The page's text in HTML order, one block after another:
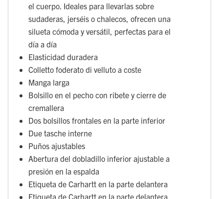
el cuerpo. Ideales para llevarlas sobre
sudaderas, jerséis o chalecos, ofrecen una
silueta cómoda y versátil, perfectas para el
día a día
Elasticidad duradera
Colletto foderato di velluto a coste
Manga larga
Bolsillo en el pecho con ribete y cierre de
cremallera
Dos bolsillos frontales en la parte inferior
Due tasche interne
Puños ajustables
Abertura del dobladillo inferior ajustable a
presión en la espalda
Etiqueta de Carhartt en la parte delantera
Etiqueta de Carhartt en la parte delantera